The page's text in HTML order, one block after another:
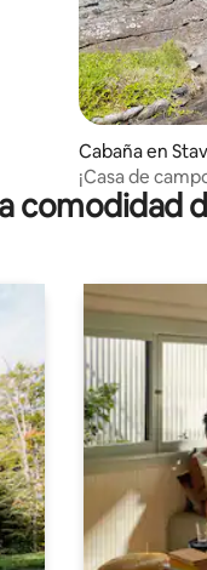
Cabaña en
¡Casa de
en Finnøy!
comodidad